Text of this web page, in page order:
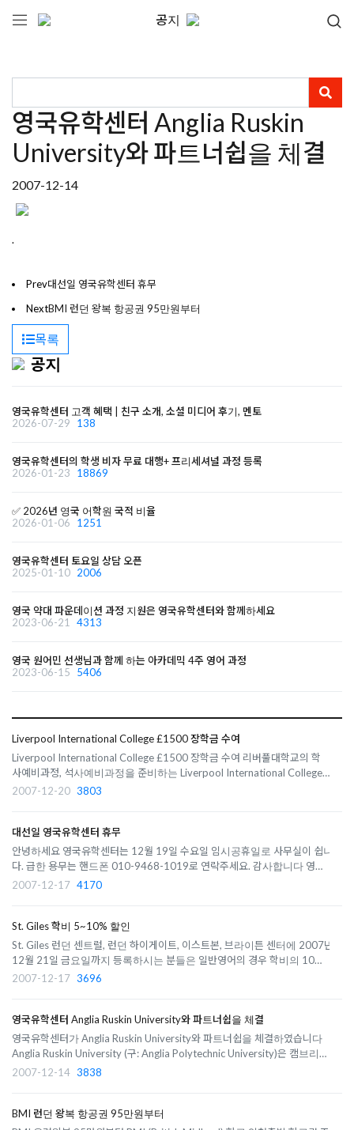
공지
영국유학센터 Anglia Ruskin
University와 파트너쉽을 체결
2007-12-14
.
Prev대선일 영국유학센터 휴무
NextBMI 런던 왕복 항공권 95만원부터
목록
공지
영국유학센터 고객 혜택 | 친구 소개, 소셜 미디어 후기, 멘토
2026-07-29
138
영국유학센터의 학생 비자 무료 대행+ 프리세셔널 과정 등록
2026-01-23
18869
✅ 2026년 영국 어학원 국적 비율
2026-01-06
1251
영국유학센터 토요일 상담 오픈
2025-01-10 2006
영국 약대 파운데이션 과정 지원은 영국유학센터와 함께하세요
2023-06-21
4313
영국 원어민 선생님과 함께 하는 아카데믹 4주 영어 과정
2023-06-15
5406
Liverpool International College £1500 장학금 수여
Liverpool International College £1500 장학금 수여 리버풀대학교의 학
사예비과정, 석사예비과정을 준비하는 Liverpool International College 에
2008년 1월 입학으로 Graduate Diploma in Science and Engineering 등
2007-12-20 3803
대선일 영국유학센터 휴무
안녕하세요 영국유학센터는 12월 19일 수요일 임시공휴일로 사무실이 쉽니
다. 급한 용무는 핸드폰 010-9468-1019로 연락주세요. 감사합니다 영국유
학센터 드림
2007-12-17 4170
St. Giles 학비 5~10% 할인
St. Giles 런던 센트럴, 런던 하이게이트, 이스트본, 브라이튼 센터에 2007년
12월 21일 금요일까지 등록하시는 분들은 일반영어의 경우 학비의 10%,
International Semester Course (ISC) 과정은 학비의 5%를 할인 받을 수
2007-12-17 3696
영국유학센터 Anglia Ruskin University와 파트너쉽을 체결
영국유학센터가 Anglia Ruskin University와 파트너쉽을 체결하였습니다
Anglia Ruskin University (구: Anglia Polytechnic University)은 캠브리지
에 위치한 국립대학교로 간호학, 신학, 레저, 관광학으로 발달되어 있으며 특
2007-12-14 3838
BMI 런던 왕복 항공권 95만원부터